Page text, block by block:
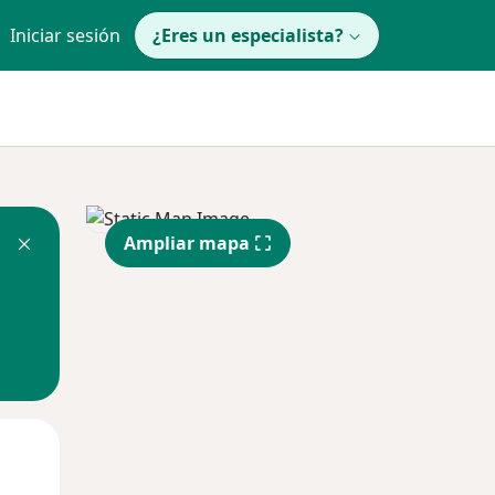
Iniciar sesión ¿Eres un especialista?
Ampliar mapa